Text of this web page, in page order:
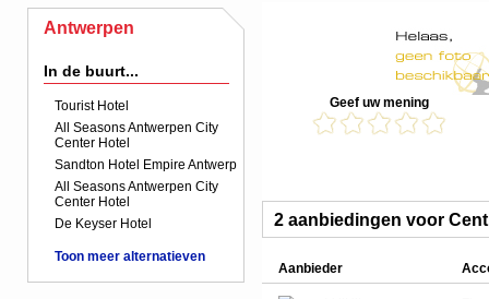
Antwerpen
In de buurt...
Tourist Hotel
All Seasons Antwerpen City
Center Hotel
Sandton Hotel Empire Antwerp
All Seasons Antwerpen City
Center Hotel
De Keyser Hotel
Toon meer alternatieven
Geef uw mening
2 aanbiedingen voor
Aanbieder